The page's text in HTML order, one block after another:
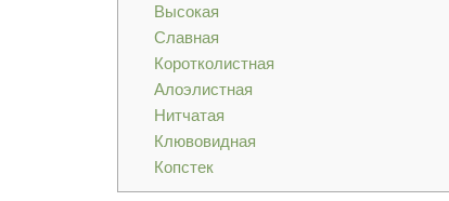
Высокая
Славная
Коротколистная
Алоэлистная
Нитчатая
Клювовидная
Копстек